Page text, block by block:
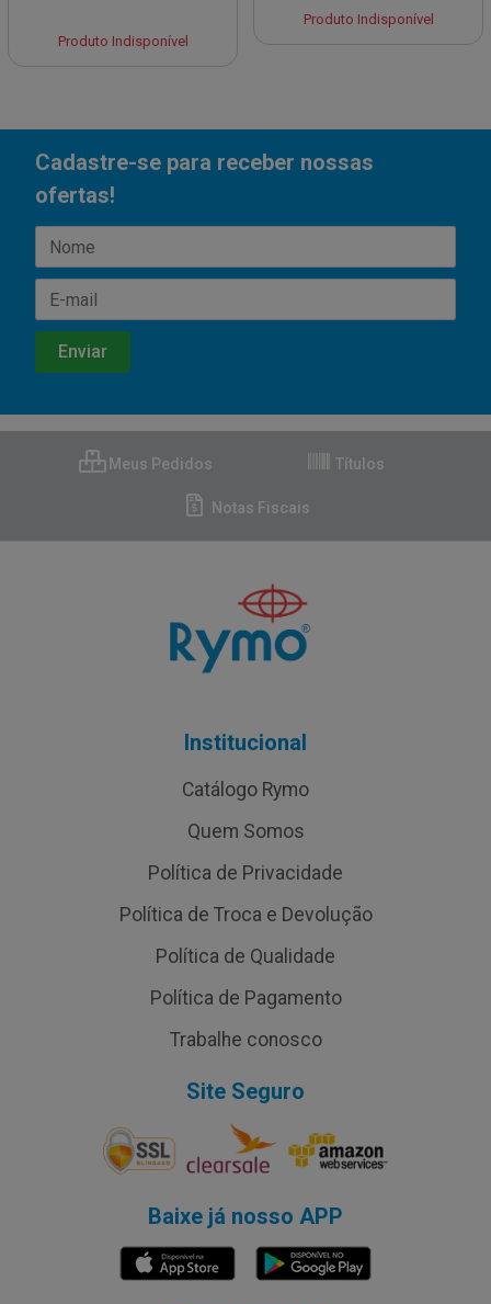
Produto Indisponível
Produto Indisponível
Cadastre-se para receber nossas
ofertas!
Meus Pedidos Títulos
Notas Fiscais
Institucional
Catálogo Rymo
Quem Somos
Política de Privacidade
Política de Troca e Devolução
Política de Qualidade
Política de Pagamento
Trabalhe conosco
Site Seguro
Baixe já nosso APP